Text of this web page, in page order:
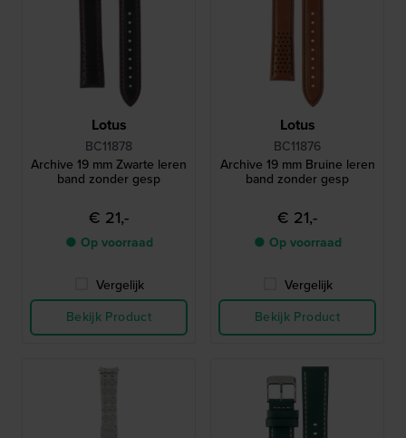
Lotus
BC11878
Archive 19 mm Zwarte leren
band zonder gesp
€ 21,-
● Op voorraad
Vergelijk
Bekijk Product
Lotus
BC11876
Archive 19 mm Bruine leren
band zonder gesp
€ 21,-
● Op voorraad
Vergelijk
Bekijk Product